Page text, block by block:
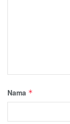
Nama *